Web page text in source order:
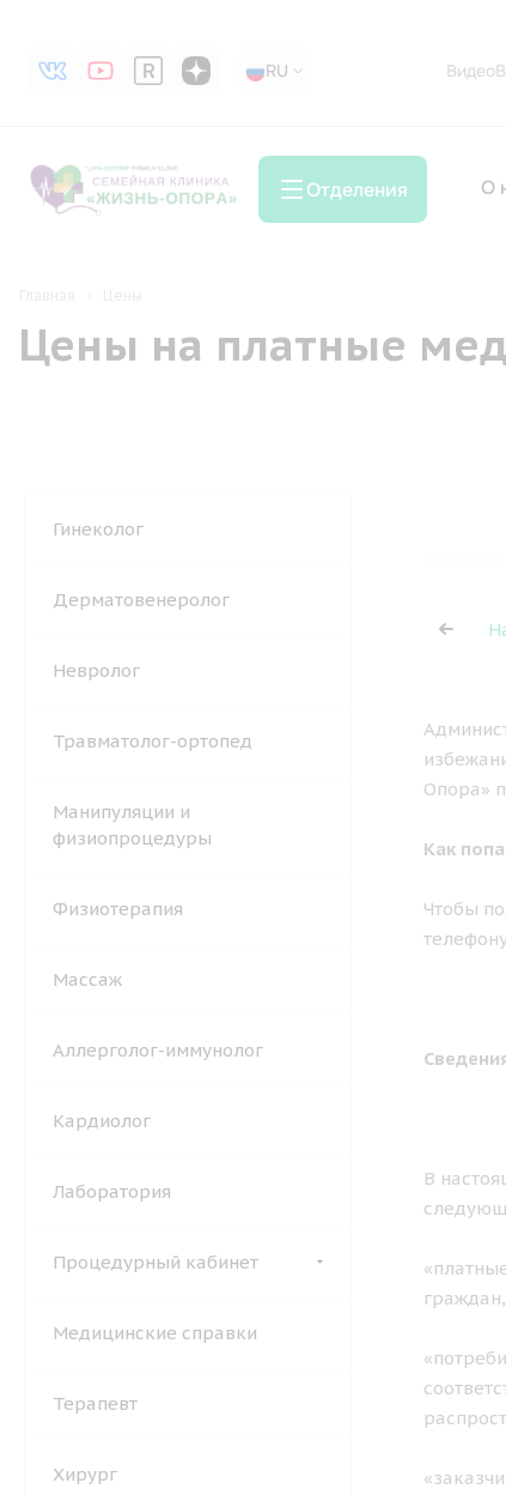
RU
RU Видео
Отделения О
Цены на платные
Гинеколог
Дерматовенеролог
Невролог
Травматолог-ортопед
Манипуляции и
физиопроцедуры
Физиотерапия
Массаж
Аллерголог-иммунолог
Кардиолог
Лаборатория
Процедурный кабинет
Медицинские справки
Терапевт
Хирург
Опора»
Как
Чтобы
В